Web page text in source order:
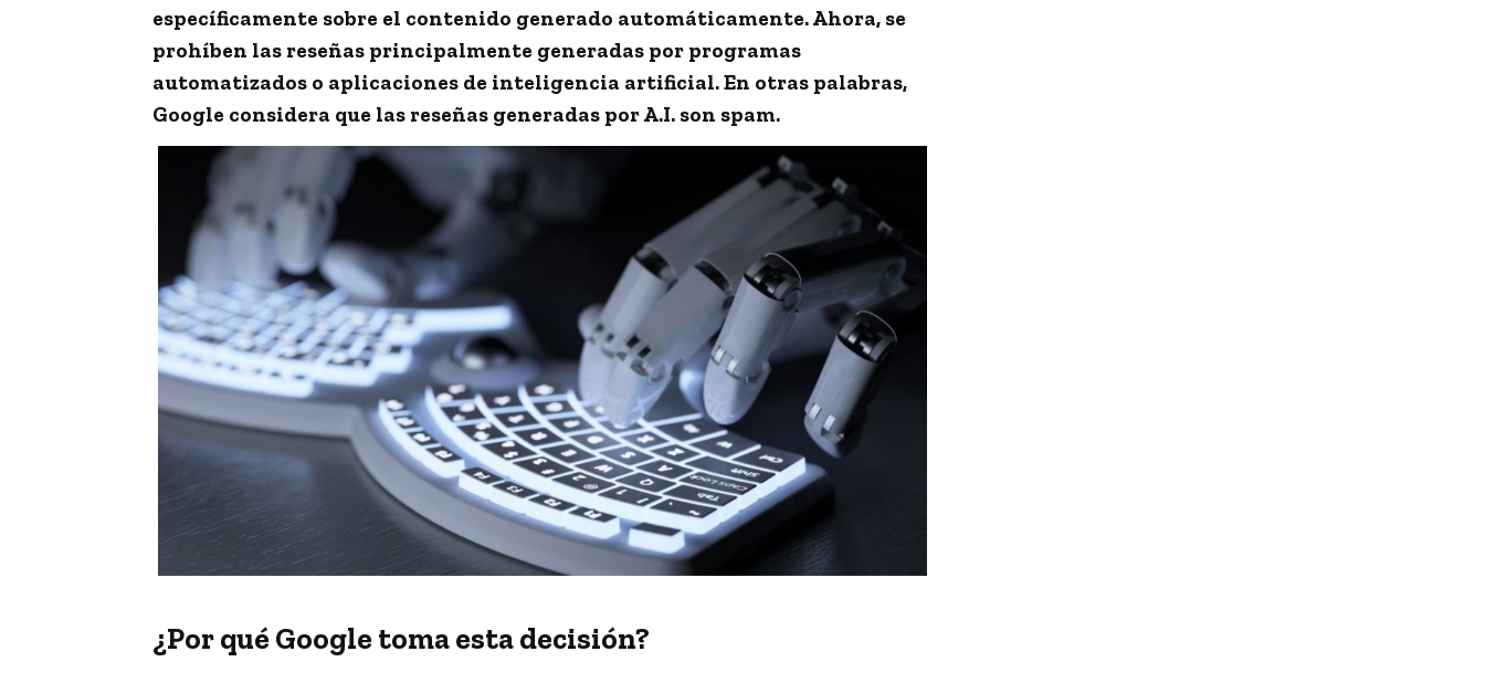
específicamente sobre el contenido generado automáticamente. Ahora, se
prohíben las reseñas principalmente generadas por programas
automatizados o aplicaciones de inteligencia artificial. En otras palabras,
Google considera que las reseñas generadas por A.I. son spam.
¿Por qué Google toma esta decisión?